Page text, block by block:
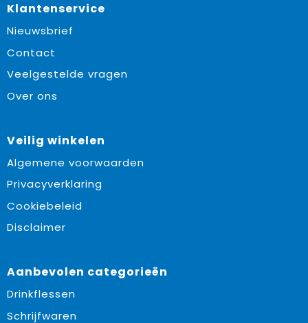
Klantenservice
Nieuwsbrief
Contact
Veelgestelde vragen
Over ons
Veilig winkelen
Algemene voorwaarden
Privacyverklaring
Cookiebeleid
Disclaimer
Aanbevolen categorieën
Drinkflessen
Schrijfwaren